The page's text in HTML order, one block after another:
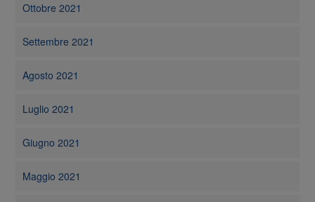
Ottobre 2021
Settembre 2021
Agosto 2021
Luglio 2021
Giugno 2021
Maggio 2021